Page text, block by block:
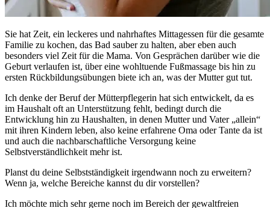
Sie hat Zeit, ein leckeres und nahrhaftes Mittagessen für die gesamte
Familie zu kochen, das Bad sauber zu halten, aber eben auch
besonders viel Zeit für die Mama. Von Gesprächen darüber wie die
Geburt verlaufen ist, über eine wohltuende Fußmassage bis hin zu
ersten Rückbildungsübungen biete ich an, was der Mutter gut tut.
Ich denke der Beruf der Mütterpflegerin hat sich entwickelt, da es
im Haushalt oft an Unterstützung fehlt, bedingt durch die
Entwicklung hin zu Haushalten, in denen Mutter und Vater „allein“
mit ihren Kindern leben, also keine erfahrene Oma oder Tante da ist
und auch die nachbarschaftliche Versorgung keine
Selbstverständlichkeit mehr ist.
Planst du deine Selbstständigkeit irgendwann noch zu erweitern?
Wenn ja, welche Bereiche kannst du dir vorstellen?
Ich möchte mich sehr gerne noch im Bereich der gewaltfreien